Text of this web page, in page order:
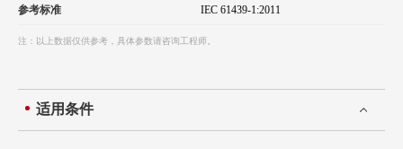
参考标准 IEC 61439-1:2011
注：以上数据仅供参考，具体参数请咨询工程师。
适用条件